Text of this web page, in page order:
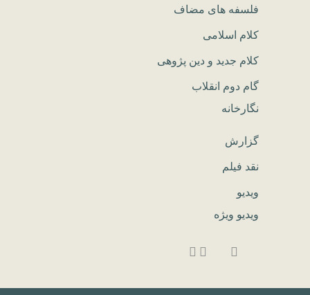
فلسفه های مضاف
کلام اسلامی
کلام جدید و دین پژوهی
گام دوم انقلاب
نگارخانه
گزارش
نقد فیلم
ویدیو
ویدیو ویژه